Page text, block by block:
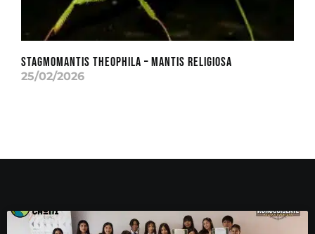
Stagmomantis theophila – Mantis Religiosa
25/02/2026